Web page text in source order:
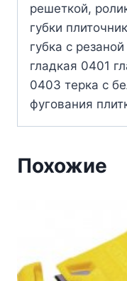
решеткой,
губки
губка с
гладкая 0401
0403 терка с
фугования
Похожие